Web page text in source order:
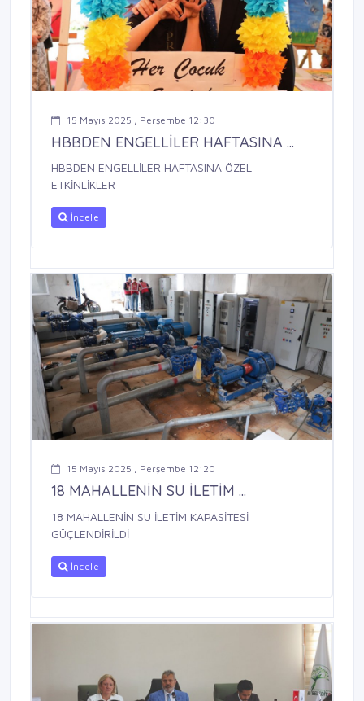
15 Mayıs 2025 , Perşembe 12:30
HBBDEN ENGELLİLER HAFTASINA ...
HBBDEN ENGELLİLER HAFTASINA ÖZEL
ETKİNLİKLER
İncele
15 Mayıs 2025 , Perşembe 12:20
18 MAHALLENİN SU İLETİM ...
18 MAHALLENİN SU İLETİM KAPASİTESİ
GÜÇLENDİRİLDİ
İncele